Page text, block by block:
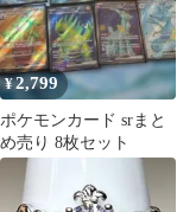
¥2,799
ポケモンカード srまと
め売り 8枚セット